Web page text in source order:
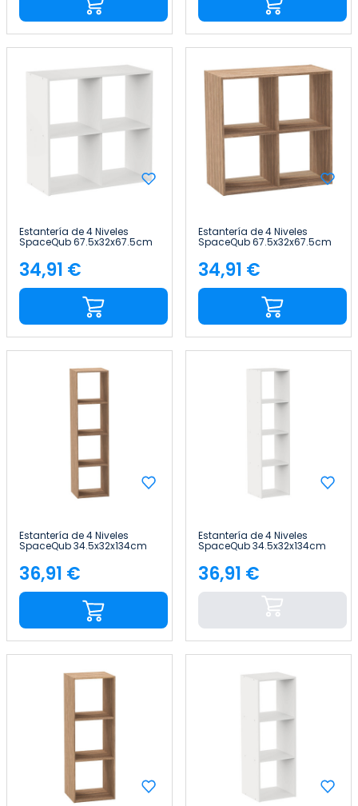
Estantería de 4 Niveles
SpaceQub 67.5x32x67.5cm
Precio
34,91 €
Estantería de 4 Niveles
SpaceQub 67.5x32x67.5cm
Precio
34,91 €
Estantería de 4 Niveles
SpaceQub 34.5x32x134cm
7house
Precio
36,91 €
Estantería de 4 Niveles
SpaceQub 34.5x32x134cm
7house
Precio
36,91 €